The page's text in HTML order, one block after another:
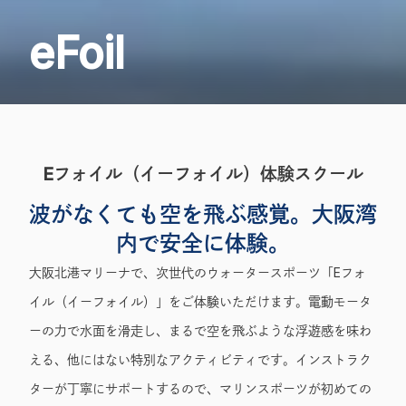
eFoil
Eフォイル（イーフォイル）体験スクール
波がなくても空を飛ぶ感覚。大阪湾
内で安全に体験。
大阪北港マリーナで、次世代のウォータースポーツ「Eフォ
イル（イーフォイル）」をご体験いただけます。電動モータ
ーの力で水面を滑走し、まるで空を飛ぶような浮遊感を味わ
える、他にはない特別なアクティビティです。インストラク
ターが丁寧にサポートするので、マリンスポーツが初めての